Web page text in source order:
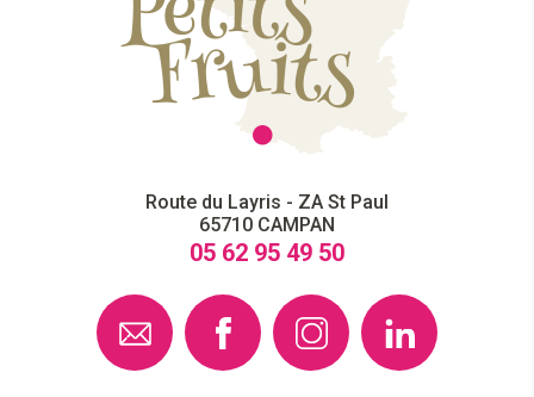
Route du Layris - ZA St Paul
65710 CAMPAN
05 62 95 49 50